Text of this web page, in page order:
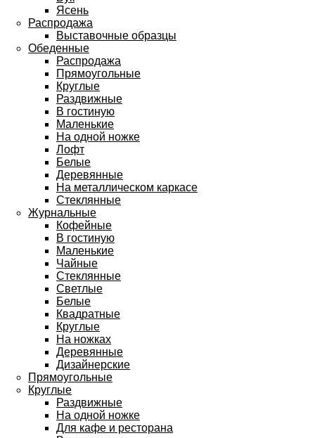
Ясень
Распродажа
Выставочные образцы
Обеденные
Распродажа
Прямоугольные
Круглые
Раздвижные
В гостиную
Маленькие
На одной ножке
Лофт
Белые
Деревянные
На металлическом каркасе
Стеклянные
Журнальные
Кофейные
В гостиную
Маленькие
Чайные
Стеклянные
Светлые
Белые
Квадратные
Круглые
На ножках
Деревянные
Дизайнерские
Прямоугольные
Круглые
Раздвижные
На одной ножке
Для кафе и ресторана